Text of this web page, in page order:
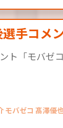
選手コメ
ト「モバゼ
モバゼコ 髙澤優